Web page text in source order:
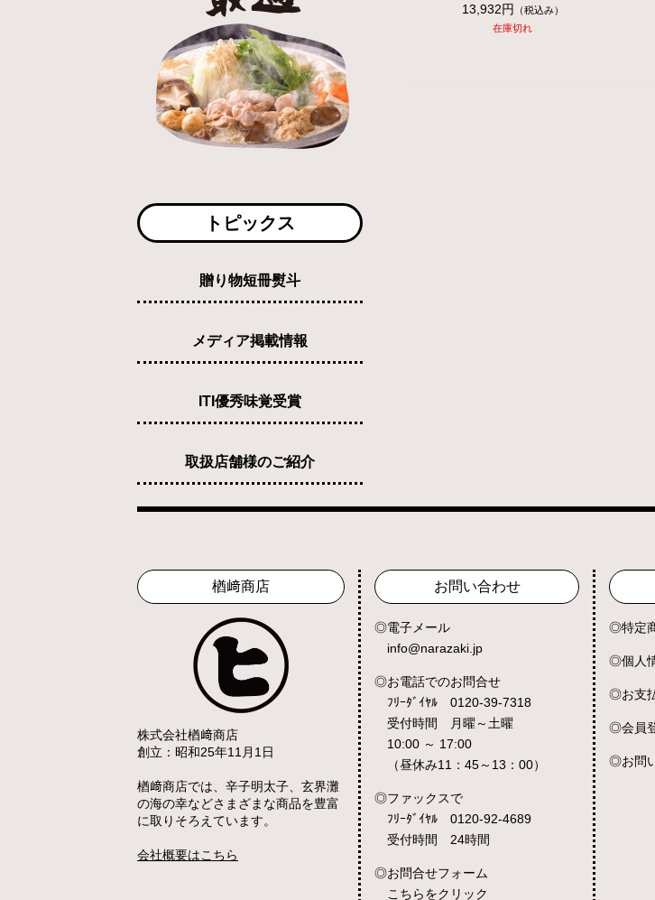
13,932円 （税込み）
在庫切れ
トピックス
贈り物短冊熨斗
メディア掲載情報
ITI優秀味覚受賞
取扱店舗様のご紹介
楢﨑商店
株式会社楢﨑商店
創立：昭和25年11月1日
楢﨑商店では、辛子明太子、玄界灘
の海の幸などさまざまな商品を豊富
に取りそろえています。
会社概要はこちら
お問い合わせ
電子メール
info@narazaki.jp
お電話でのお問合せ
ﾌﾘｰﾀﾞｲﾔﾙ 0120-39-7318
受付時間 月曜～土曜
10:00 ～ 17:00
（昼休み11：45～13：00）
ファックスで
ﾌﾘｰﾀﾞｲﾔﾙ 0120-92-4689
受付時間 24時間
お問合せフォーム
こちらをクリック
特定
個人
お支
会員
お問